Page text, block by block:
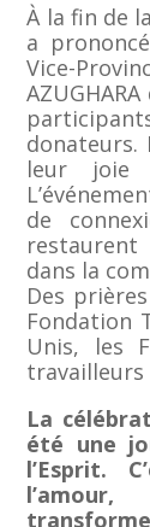
À la fin de
a
Vice-
leur joie
de
dans la
Des
Fondation
Unis, les
La
été une
l’Esprit.